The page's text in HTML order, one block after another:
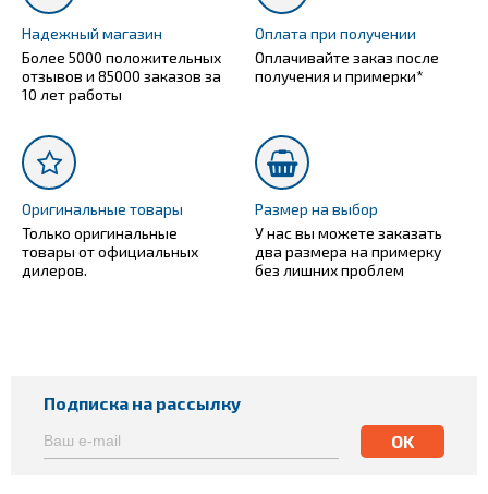
Надежный магазин
Более 5000 положительных
отзывов и 85000 заказов за
10 лет работы
Оплата при получении
Оплачивайте заказ после
получения и примерки*
Оригинальные товары
Только оригинальные
товары от официальных
дилеров.
Размер на выбор
У нас вы можете заказать
два размера на примерку
без лишних проблем
Подписка на рассылку